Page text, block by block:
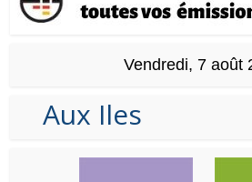
Vendredi, 7 août
Aux Iles